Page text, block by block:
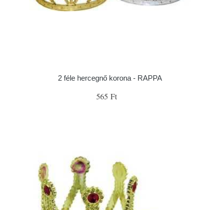
2 féle hercegnő korona - RAPPA
565 Ft